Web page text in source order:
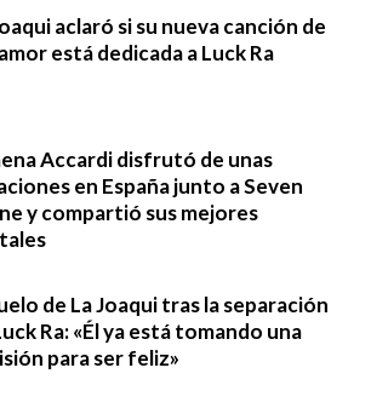
aclaró si su nueva canción de
está dedicada a Luck Ra
Accardi disfrutó de unas
en España junto a Seven
y compartió sus mejores
de La Joaqui tras la separación
Ra: «Él ya está tomando una
para ser feliz»